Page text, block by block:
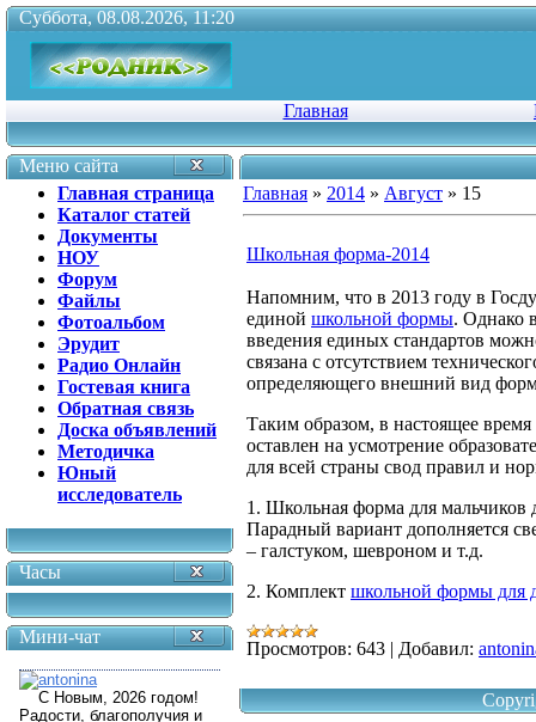
Суббота, 08.08.2026, 11:20
Главная
Меню сайта
Главная страница
Каталог статей
Документы
НОУ
Форум
Файлы
Фотоальбом
Эрудит
Радио Онлайн
Гостевая книга
Обратная связь
Доска объявлений
Методичка
Юный
исследователь
Часы
Мини-чат
Главная » 2014 » Август » 15
Школьная форма-2014
Напомним, что в 2013 году в
единой школьной формы. Однако
введения единых стандартов
связана с отсутствием
определяющего внешний вид
Таким образом, в настоящее
оставлен на усмотрение
для всей страны свод правил и
1. Школьная форма для мальчиков
Парадный вариант дополняется
– галстуком, шевроном и т.д.
2. Комплект школьной формы для
Просмотров: 643 | Добавил: